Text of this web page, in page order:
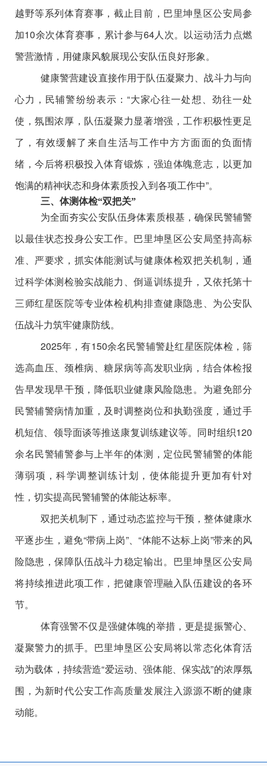
越野等系列体育赛事，截止目前，巴里坤垦区公安局参
加10余次体育赛事，累计参与64人次。 以运动活力点燃
警营激情，用健康风貌展现公安队伍良好形象。
健康警营建设直接作用于队伍凝聚力、战斗力与向
心力，民辅警纷纷表示： “大家心往一处想、劲往一处
使，氛围浓厚，队伍凝聚力显著增强，工作积极性更足
了，有效缓解了来自生活与工作中方方面面的负面情
绪，今后将积极投入体育锻炼，强迫体魄意志，以更加
饱满的精神状态和身体素质投入到各项工作中”。
三、 体测体检“双把关”
为全面夯实公安队伍身体素质根基，确保民警辅警
以最佳状态投身公安工作。巴里坤垦区公安局坚持高标
准、严要求，抓实体能测试与健康体检双把关机制，通
过科学体测检验实战能力、倒逼训练提升，又依托第十
三师红星医院等专业体检机构排查健康隐患、为公安队
伍战斗力筑牢健康防线。
2025年，有150余名民警辅警赴红星医院体检，筛
选高血压、颈椎病、糖尿病等高发职业病，结合体检报
告早发现早干预，降低职业健康风险隐患。为避免部分
民警辅警病情加重，及时调整岗位和执勤强度，通过手
机短信、领导面谈等推送康复训练建议等。同时组织120
余名民警辅警参与上半年的体测，定位民警辅警的体能
薄弱项，科学调整训练计划，使体能提升更加有针对
性，切实提高民警辅警的体能达标率。
双把关机制下，通过动态监控与干预，整体健康水
平逐步生，避免“带病上岗”、“体能不达标上岗”带来的风
险隐患 ，保障队伍战斗力稳定输出。巴里坤垦区公安局
将持续推进此项工作，把健康管理融入队伍建设的各环
节。
体育强警不仅是强健体魄的举措，更是提振警心、
凝聚警力的抓手。巴里坤垦区公安局将以常态化体育活
动为载体，持续营造“爱运动、强体能、保实战”的浓厚氛
围，为新时代公安工作高质量发展注入源源不断的健康
动能。